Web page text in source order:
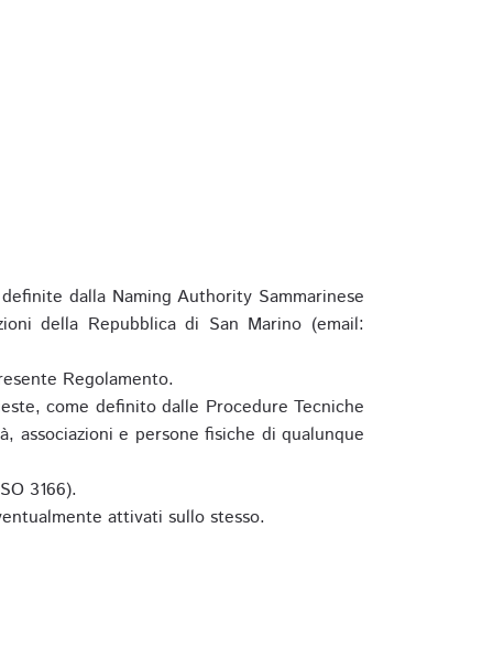
dalla Naming Authority Sammarinese
della Repubblica di San Marino (email:
Regolamento.
come definito dalle Procedure Tecniche
associazioni e persone fisiche di qualunque
3166).
attivati sullo stesso.